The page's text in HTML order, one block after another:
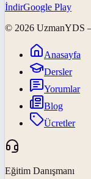
İndirGoogle Play
© 2026 UzmanYDS
Anasayfa
Dersler
Yorumlar
Blog
Ücretler
Eğitim Danışmanı